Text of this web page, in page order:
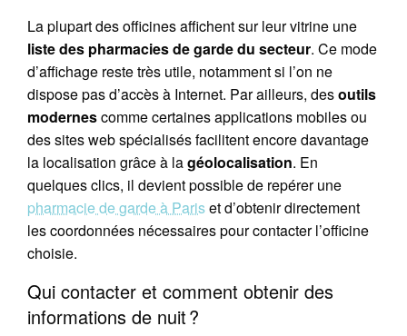
La plupart des officines affichent sur leur vitrine une
liste des pharmacies de garde du secteur. Ce mode
d’affichage reste très utile, notamment si l’on ne
dispose pas d’accès à Internet. Par ailleurs, desoutils
modernescomme certaines applications mobiles ou
des sites web spécialisés facilitent encore davantage
la localisation grâce à lagéolocalisation. En
quelques clics, il devient possible de repérer une
pharmacie de garde à Pariset d’obtenir directement
les coordonnées nécessaires pour contacter l’officine
choisie.
Qui contacter et comment obtenir des
informations de nuit ?